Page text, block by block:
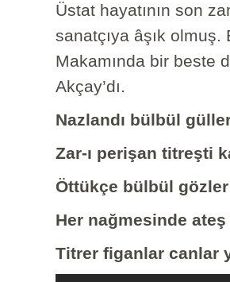
Üstat hayatının son
sanatçıya âşık
Makamında bir beste
Akçay’dı.
Nazlandı bülbül
Zar-ı perişan titreşti
Öttükçe bülbül gözler
Her nağmesinde ateş
Titrer figanlar canlar